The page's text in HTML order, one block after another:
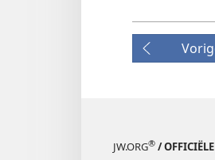
JW.ORG® /